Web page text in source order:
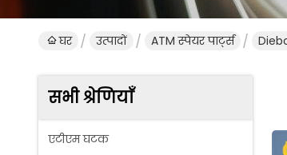
घर उत्पादों ATM स्पेयर पार्ट्स
सभी श्रेणियाँ
एटीएम घटक